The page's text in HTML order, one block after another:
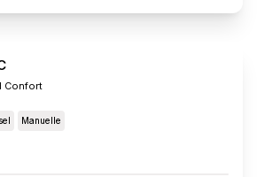
Confort
Manuelle